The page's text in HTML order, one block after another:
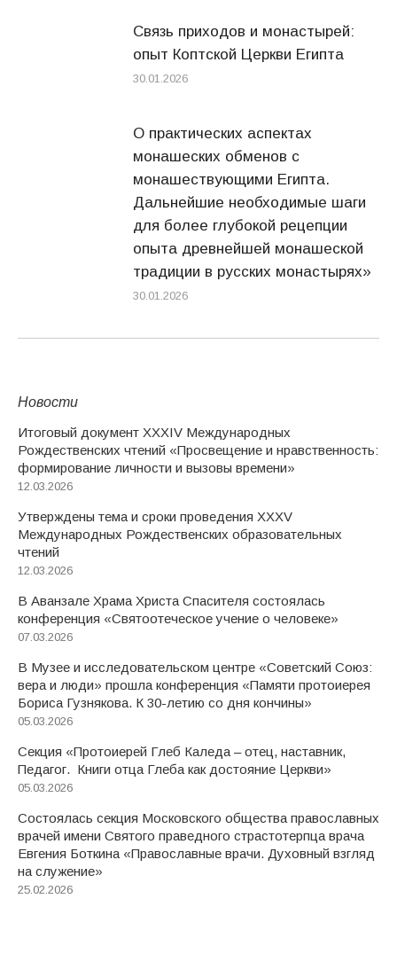
Связь приходов и монастырей:
опыт Коптской Церкви Египта
30.01.2026
О практических аспектах
монашеских обменов с
монашествующими Египта.
Дальнейшие необходимые шаги
для более глубокой рецепции
опыта древнейшей монашеской
традиции в русских монастырях»
30.01.2026
Новости
Итоговый документ XXХIV Международных
Рождественских чтений «Просвещение и нравственность:
формирование личности и вызовы времени»
12.03.2026
Утверждены тема и сроки проведения XXXV
Международных Рождественских образовательных
чтений
12.03.2026
В Аванзале Храма Христа Спасителя состоялась
конференция «Святоотеческое учение о человеке»
07.03.2026
В Музее и исследовательском центре «Советский Союз:
вера и люди» прошла конференция «Памяти протоиерея
Бориса Гузнякова. К 30-летию со дня кончины»
05.03.2026
Секция «Протоиерей Глеб Каледа – отец, наставник,
Педагог. Книги отца Глеба как достояние Церкви»
05.03.2026
Состоялась секция Московского общества православных
врачей имени Святого праведного страстотерпца врача
Евгения Боткина «Православные врачи. Духовный взгляд
на служение»
25.02.2026